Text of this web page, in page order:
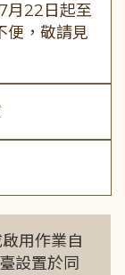
月22日起至
便，敬請見
用作業自
設置於同